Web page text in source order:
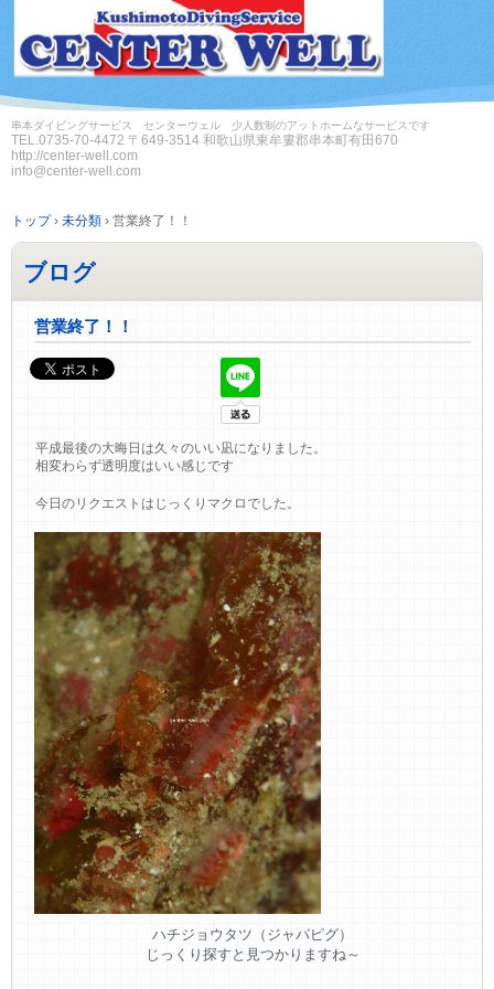
串本ダイビングサービス センターウェル 少人数制のアットホームなサービスです
TEL.0735-70-4472 〒649-3514 和歌山県東牟婁郡串本町有田670
http://center-well.com
info@center-well.com
トップ› 未分類 › 営業終了！！
ブログ
営業終了！！
平成最後の大晦日は久々のいい凪になりました。
相変わらず透明度はいい感じです
今日のリクエストはじっくりマクロでした。
ハチジョウタツ（ジャパピグ）
じっくり探すと見つかりますね～